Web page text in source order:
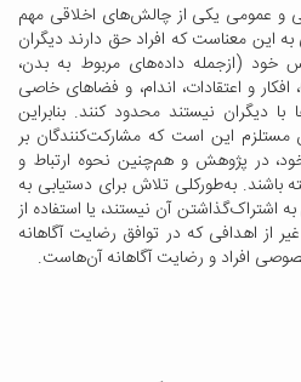
و عمومی یکی از چالش‌های اخلاقی مهم
معناست که افراد حق دارند دیگران
خود (ازجمله داده‌های مربوط به بدن،‌
و اعتقادات، اندام، و فضاهای خاصی
دیگران نیستند محدود کنند. بنابراین
این است که مشارکت‌کنندگان بر
در پژوهش و هم‌چنین نحوه ارتباط و
باشند. به‌طورکلی تلاش برای دستیابی به
اشتراک‌گذاشتن آن نیستند، یا استفاده از
از اهدافی که در توافق رضایت آگاهانه
افراد و رضایت آگاهانه آن‌هاست.